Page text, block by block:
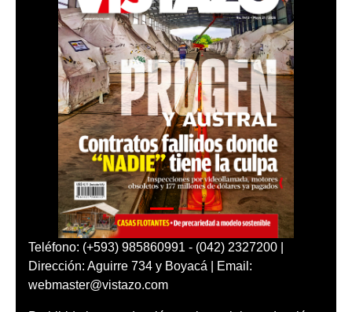
Teléfono: (+593) 985860991 - (042) 2327200 |
Dirección: Aguirre 734 y Boyacá | Email:
webmaster@vistazo.com